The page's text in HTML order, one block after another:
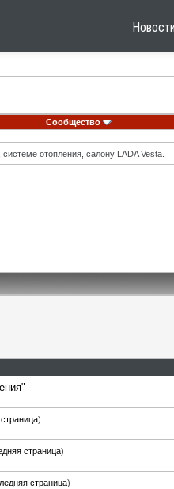
Новости
Сообщество
отопления, салону LADA Vesta.
)
страница)
страница)